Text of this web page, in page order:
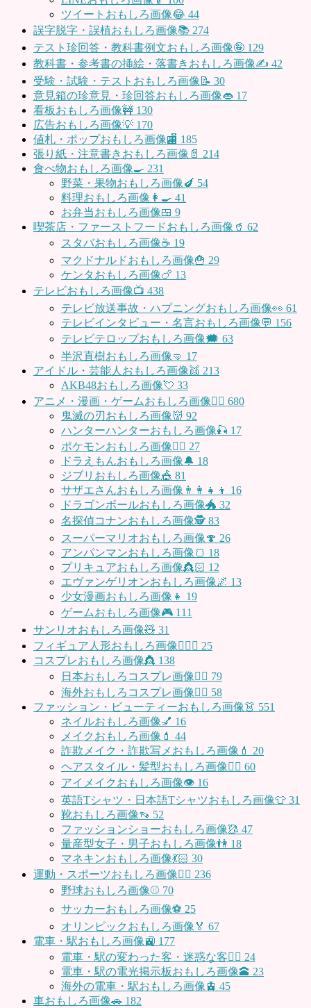
ツイートおもしろ画像😂 44
誤字脱字・誤植おもしろ画像📚 274
テスト珍回答・教科書例文おもしろ画像🤪 129
教科書・参考書の挿絵・落書きおもしろ画像✍️ 42
受験・試験・テストおもしろ画像📝 30
意見箱の珍意見・珍回答おもしろ画像👄 17
看板おもしろ画像🚧 130
広告おもしろ画像💡 170
値札・ポップおもしろ画像🏬 185
張り紙・注意書きおもしろ画像📄 214
食べ物おもしろ画像🍳 231
野菜・果物おもしろ画像🍆 54
料理おもしろ画像👩‍🍳 41
お弁当おもしろ画像🍱 9
喫茶店・ファーストフードおもしろ画像🥤 62
スタバおもしろ画像☕️ 19
マクドナルドおもしろ画像🍟 29
ケンタおもしろ画像🍗 13
テレビおもしろ画像📺 438
テレビ放送事故・ハプニングおもしろ画像👀 61
テレビインタビュー・名言おもしろ画像💬 156
テレビテロップおもしろ画像🗯 63
半沢直樹おもしろ画像🤜 17
アイドル・芸能人おもしろ画像👯 213
AKB48おもしろ画像💘 33
アニメ・漫画・ゲームおもしろ画像🧚‍♀️ 680
鬼滅の刃おもしろ画像👹 92
ハンターハンターおもしろ画像🎣 17
ポケモンおもしろ画像🤹‍♂️ 27
ドラえもんおもしろ画像🔔 18
ジブリおもしろ画像🎪 81
サザエさんおもしろ画像👨‍👩‍👧‍👦 16
ドラゴンボールおもしろ画像🐲 32
名探偵コナンおもしろ画像🕵️ 83
スーパーマリオおもしろ画像🍄 26
アンパンマンおもしろ画像🍞 18
プリキュアおもしろ画像👸🏻 12
エヴァンゲリオンおもしろ画像🌌 13
少女漫画おもしろ画像👧 19
ゲームおもしろ画像🎮 111
サンリオおもしろ画像🧸 31
フィギュア人形おもしろ画像🧍🏼‍♂️ 25
コスプレおもしろ画像👸 138
日本おもしろコスプレ画像🧝‍♀️ 79
海外おもしろコスプレ画像🧝‍♂️ 58
ファッション・ビューティーおもしろ画像👗 551
ネイルおもしろ画像💅 16
メイクおもしろ画像💄 44
詐欺メイク・詐欺写メおもしろ画像💄 20
ヘアスタイル・髪型おもしろ画像👱‍♀️ 60
アイメイクおもしろ画像👁 16
英語Tシャツ・日本語Tシャツおもしろ画像👕 31
靴おもしろ画像👡 52
ファッションショーおもしろ画像🥻 47
量産型女子・男子おもしろ画像👫 18
マネキンおもしろ画像💃🏻 30
運動・スポーツおもしろ画像🏃‍♂️ 236
野球おもしろ画像⚾ 70
サッカーおもしろ画像⚽️ 25
オリンピックおもしろ画像🏅 67
電車・駅おもしろ画像🚉 177
電車・駅の変わった客・迷惑な客🤦‍♀️ 24
電車・駅の電光掲示板おもしろ画像🕋 23
海外の電車・駅おもしろ画像🚊 45
車おもしろ画像🚗 182